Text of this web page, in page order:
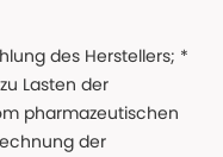
des Herstellers; *
Lasten der
pharmazeutischen
der